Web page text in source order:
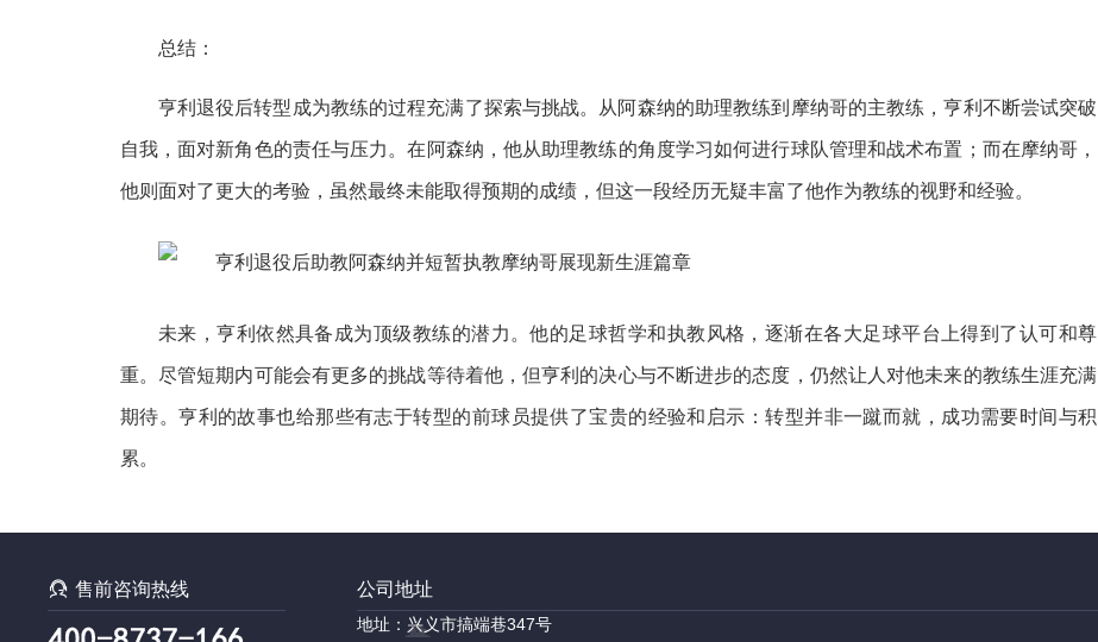
总结：
亨利退役后转型成为教练的过程充满了探索与挑战。从阿森纳的助理教练到摩纳哥的主教练，亨利不断尝试突破
自我，面对新角色的责任与压力。在阿森纳，他从助理教练的角度学习如何进行球队管理和战术布置；而在摩纳哥，
他则面对了更大的考验，虽然最终未能取得预期的成绩，但这一段经历无疑丰富了他作为教练的视野和经验。
未来，亨利依然具备成为顶级教练的潜力。他的足球哲学和执教风格，逐渐在各大足球平台上得到了认可和尊
重。尽管短期内可能会有更多的挑战等待着他，但亨利的决心与不断进步的态度，仍然让人对他未来的教练生涯充满
期待。亨利的故事也给那些有志于转型的前球员提供了宝贵的经验和启示：转型并非一蹴而就，成功需要时间与积
累。
售前咨询热线 公司地址
地址：兴义市搞端巷347号